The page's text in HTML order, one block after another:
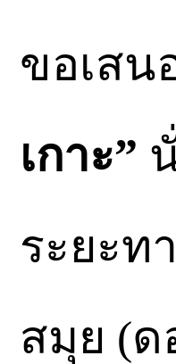
ขอเสน
เกาะ”
ระยะท
สมุย (